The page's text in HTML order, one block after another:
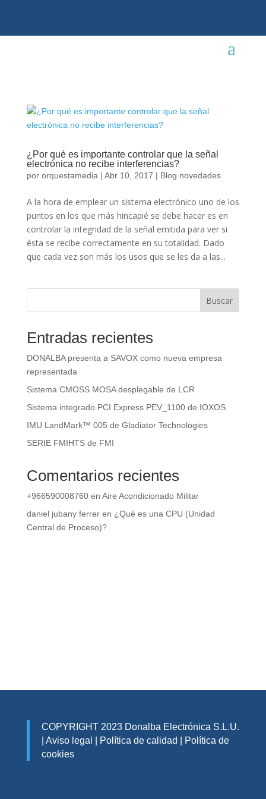
¿Por qué es importante controlar que la señal
electrónica no recibe interferencias?
por orquestamedia | Abr 10, 2017 | Blog novedades
A la hora de emplear un sistema electrónico uno de los
puntos en los que más hincapié se debe hacer es en
controlar la integridad de la señal emitida para ver si
ésta se recibe correctamente en su totalidad. Dado
que cada vez son más los usos que se les da a las...
Buscar
Entradas recientes
DONALBA presenta a SAVOX como nueva empresa
representada
Sistema CMOSS MOSA desplegable de LCR
Sistema integrado PCI Express PEV_1100 de IOXOS
IMU LandMark™ 005 de Gladiator Technologies
SERIE FMIHTS de FMI
Comentarios recientes
+966590008760en Aire Acondicionado Militar
daniel jubany ferreren ¿Qué es una CPU (Unidad
Central de Proceso)?
COPYRIGHT 2023 Donalba Electrónica S.L.U.
Aviso legal Política de calidad
Política de
cookies